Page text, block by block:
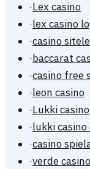
·Lex casino
·lex casino
·casino
·baccarat
·casino free
·leon casino
·Lukki casino
·lukki
·casino
·verde